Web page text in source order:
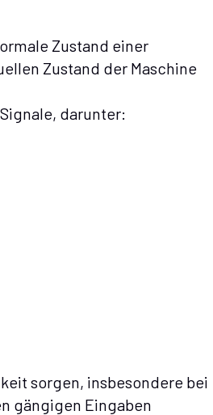
Zustand einer
Zustand der Maschine
darunter:
sorgen, insbesondere bei
gängigen Eingaben